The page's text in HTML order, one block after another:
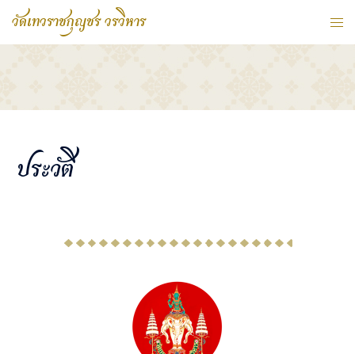
วัดเทวราชกุญชร วรวิหาร
ประวัติ